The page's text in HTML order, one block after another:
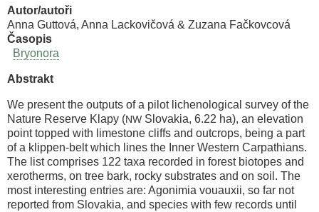
Autor/autoři
Anna Guttová, Anna Lackovičová & Zuzana Fačkovcová
Časopis
Bryonora
Abstrakt
We present the outputs of a pilot lichenological survey of the
Nature Reserve Klapy (NW Slovakia, 6.22 ha), an elevation
point topped with limestone cliffs and outcrops, being a part
of a klippen-belt which lines the Inner Western Carpathians.
The list comprises 122 taxa recorded in forest biotopes and
xerotherms, on tree bark, rocky substrates and on soil. The
most interesting entries are: Agonimia vouauxii, so far not
reported from Slovakia, and species with few records until